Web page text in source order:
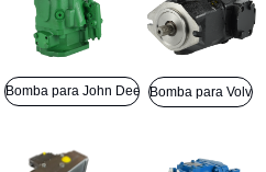
Bomba para John DeereBomba para Volvo